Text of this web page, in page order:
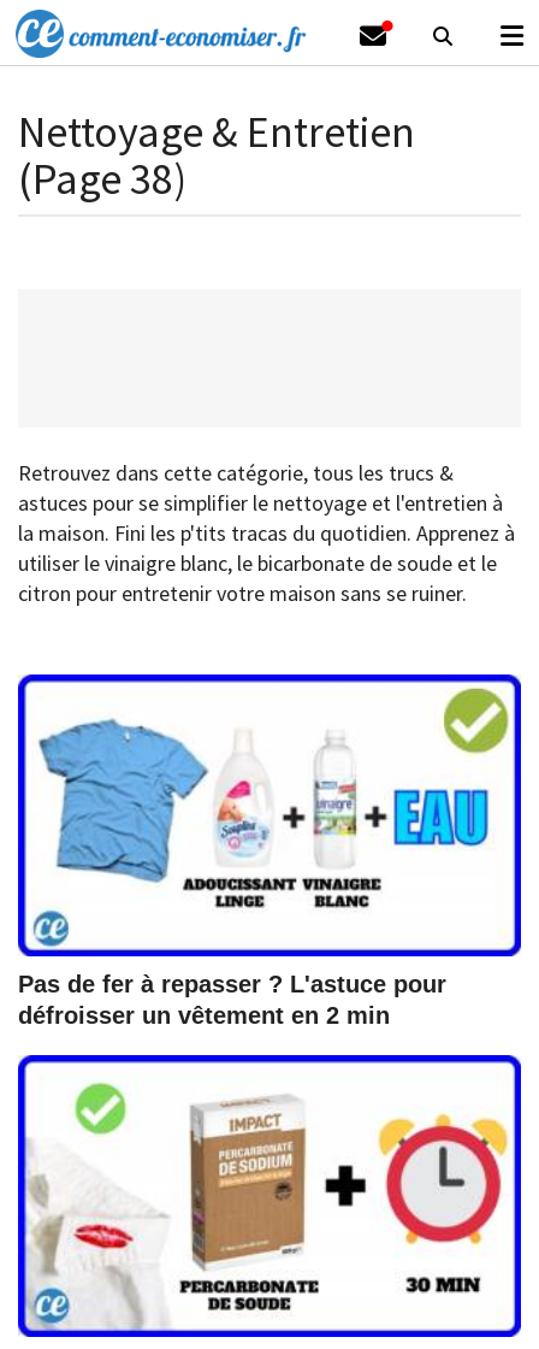
Nettoyage & Entretien
(Page 38)
Retrouvez dans cette catégorie, tous les trucs &
astuces pour se simplifier le nettoyage et l'entretien à
la maison. Fini les p'tits tracas du quotidien. Apprenez à
utiliser le vinaigre blanc, le bicarbonate de soude et le
citron pour entretenir votre maison sans se ruiner.
Pas de fer à repasser ? L'astuce pour
défroisser un vêtement en 2 min